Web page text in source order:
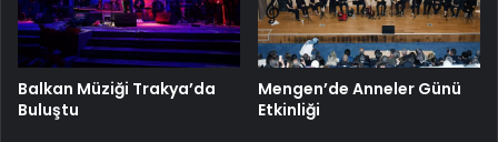
Balkan Müziği Trakya’da
Buluştu
Mengen’de Anneler Günü
Etkinliği